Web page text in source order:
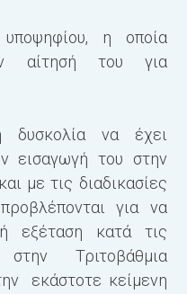
η οποία
αίτησή του για
δυσκολία να έχει
εισαγωγή του στην
με τις διαδικασίες
για να
εξέταση κατά τις
Τριτοβάθμια
εκάστοτε κείμενη